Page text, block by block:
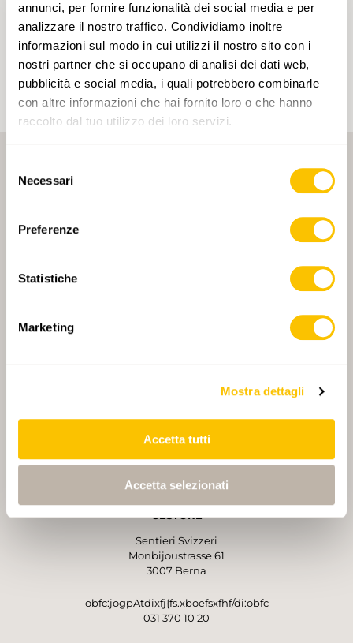
annunci, per fornire funzionalità dei social media e per
analizzare il nostro traffico. Condividiamo inoltre
informazioni sul modo in cui utilizzi il nostro sito con i
nostri partner che si occupano di analisi dei dati web,
pubblicità e social media, i quali potrebbero combinarle
con altre informazioni che hai fornito loro o che hanno
raccolto dal tuo utilizzo dei loro servizi.
delNecessari
Preferenze
Statistiche
Marketing
Mostra dettagli
Accetta tutti
Accetta selezionati
Cliccando su un tag, puoi aggiungerlo al tuo
account e ottenere contenuti personalizzati in base
ai tuoi interessi. I tag possono essere salvati solo in
un account.
GESTORE
Sentieri Svizzeri
Monbijoustrasse 61
3007 Berna
obfc:jogpAtdixfj{fs.xboefsxfhf/di:obfc
031 370 10 20